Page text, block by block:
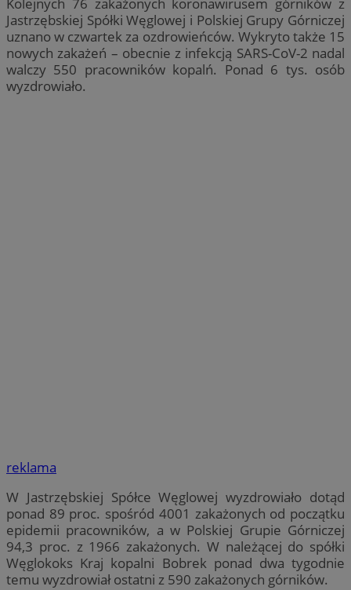
Jastrzębskiej Spółki Węglowej i Polskiej Grupy Górniczej
uznano w czwartek za ozdrowieńców. Wykryto także 15
nowych zakażeń – obecnie z infekcją SARS-CoV-2 nadal
walczy 550 pracowników kopalń. Ponad 6 tys. osób
wyzdrowiało.
reklama
W Jastrzębskiej Spółce Węglowej wyzdrowiało dotąd
ponad 89 proc. spośród 4001 zakażonych od początku
epidemii pracowników, a w Polskiej Grupie Górniczej
94,3 proc. z 1966 zakażonych. W należącej do spółki
Węglokoks Kraj kopalni Bobrek ponad dwa tygodnie
temu wyzdrowiał ostatni z 590 zakażonych górników.